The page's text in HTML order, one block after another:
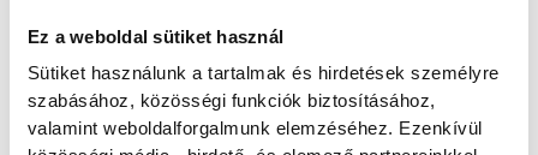
Ez a weboldal sütiket használ
Sütiket használunk a tartalmak és hirdetések személyre
szabásához, közösségi funkciók biztosításához,
valamint weboldalforgalmunk elemzéséhez. Ezenkívül
sport úszás
Rasovszky Kristóf
Balaton Úszó Klub Veszprém
Betlehem Dávid